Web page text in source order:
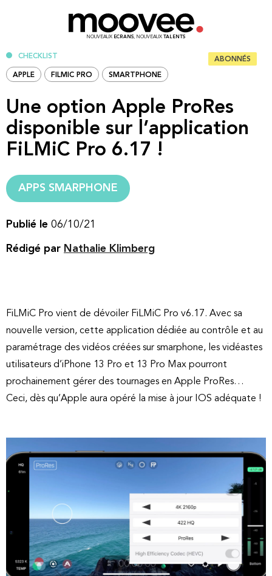
NOUVEAUX ECRANS, NOUVEAUX TALENTS
CHECKLIST ABONNÉS
APPLE FILMIC PRO SMARTPHONE
Une option Apple ProRes
disponible sur l’application
FiLMiC Pro 6.17 !
APPS SMARPHONE
Publié le 06/10/21
Rédigé par Nathalie Klimberg
FiLMiC Pro vient de dévoiler FiLMiC Pro v6.17. Avec sa
nouvelle version, cette application dédiée au contrôle et au
paramétrage des vidéos créées sur smarphone, les vidéastes
utilisateurs d’iPhone 13 Pro et 13 Pro Max pourront
prochainement gérer des tournages en Apple ProRes…
Ceci, dès qu’Apple aura opéré la mise à jour IOS adéquate !